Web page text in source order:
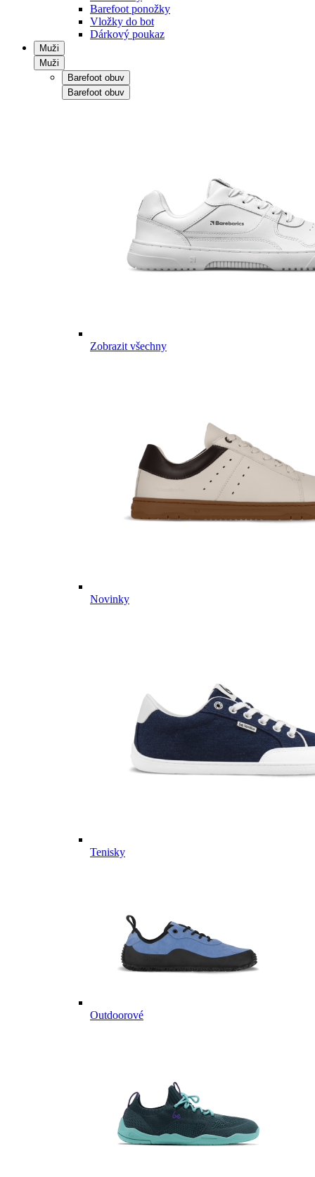
Barefoot ponožky
Vložky do bot
Dárkový poukaz
Muži
Muži
Barefoot obuv
Barefoot obuv
Zobrazit všechny
Novinky
Tenisky
Outdoorové